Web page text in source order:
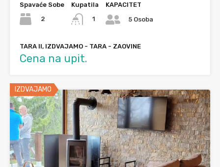
Spavaće Sobe
2
Kupatila
1
KAPACITET
5 Osoba
TARA II, IZDVAJAMO - TARA - ZAOVINE
Cena na upit.
IZDVAJAMO